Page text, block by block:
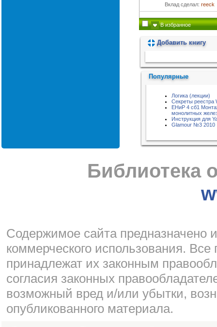
Вклад сделал: reeck
В избранное
Добавить книгу
Популярные
Логика (лекции)
Секреты реестра
ЕНиР 4 сб1
монолитных
Инструкция для
Glamour №3 2010
Библиотека
Cодержимое сайта предназначено
коммерческого использования.
принадлежат их законным
согласия законных
возможный вред и/или убытки,
опубликованного материала.